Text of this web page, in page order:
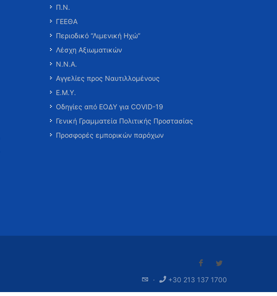
Π.Ν.
ΓΕΕΘΑ
Περιοδικό “Λιμενική Ηχώ”
Λέσχη Αξιωματικών
Ν.Ν.Α.
Αγγελίες προς Ναυτιλλομένους
Ε.Μ.Υ.
Οδηγίες από ΕΟΔΥ για COVID-19
Γενική Γραμματεία Πολιτικής Προστασίας
Προσφορές εμπορικών παρόχων
· +30 213 137 1700